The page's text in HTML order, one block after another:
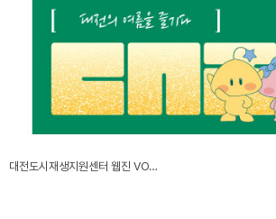
대전도시재생지원센터 웹진 VO…